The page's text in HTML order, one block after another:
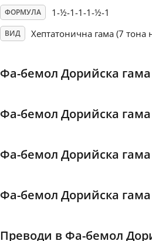
한국어
Português
ФОРМУЛА 1-½-1-1-1-½-1
ВИД Хептатонична гама (7 тона
Фа-бемол Дорийска
Фа-бемол Дорийска гама
Фа-бемол Дорийска гама
Фа-бемол Дорийска
Преводи в Фа-бемол